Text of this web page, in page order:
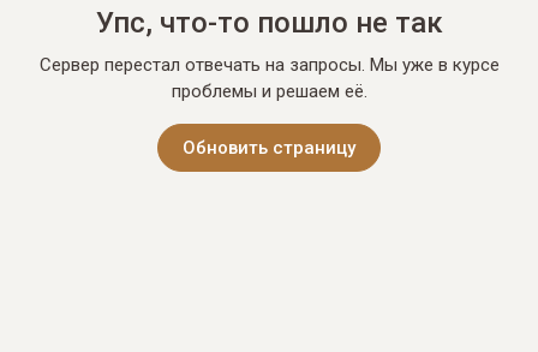
Упс, что-то пошло не так
Сервер перестал отвечать на запросы. Мы уже в курсе
проблемы и решаем её.
Обновить страницу